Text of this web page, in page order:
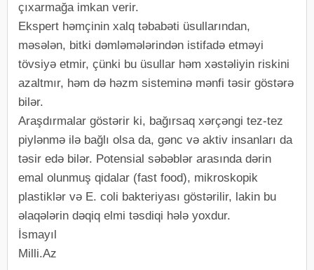
çıxarmağa imkan verir.
Ekspert həmçinin xalq təbabəti üsullarından,
məsələn, bitki dəmləmələrindən istifadə etməyi
tövsiyə etmir, çünki bu üsullar həm xəstəliyin riskini
azaltmır, həm də həzm sisteminə mənfi təsir göstərə
bilər.
Araşdırmalar göstərir ki, bağırsaq xərçəngi tez-tez
piylənmə ilə bağlı olsa da, gənc və aktiv insanları da
təsir edə bilər. Potensial səbəblər arasında dərin
emal olunmuş qidalar (fast food), mikroskopik
plastiklər və E. coli bakteriyası göstərilir, lakin bu
əlaqələrin dəqiq elmi təsdiqi hələ yoxdur.
İsmayıl
Milli.Az